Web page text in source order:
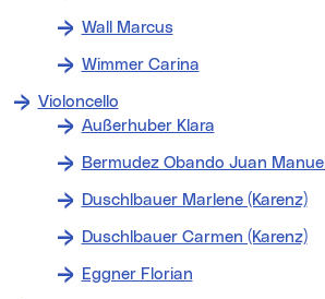
Wall Marcus
Wimmer Carina
Violoncello
Außerhuber Klara
Bermudez Obando Juan Manuel
Duschlbauer Marlene (Karenz)
Duschlbauer Carmen (Karenz)
Eggner Florian